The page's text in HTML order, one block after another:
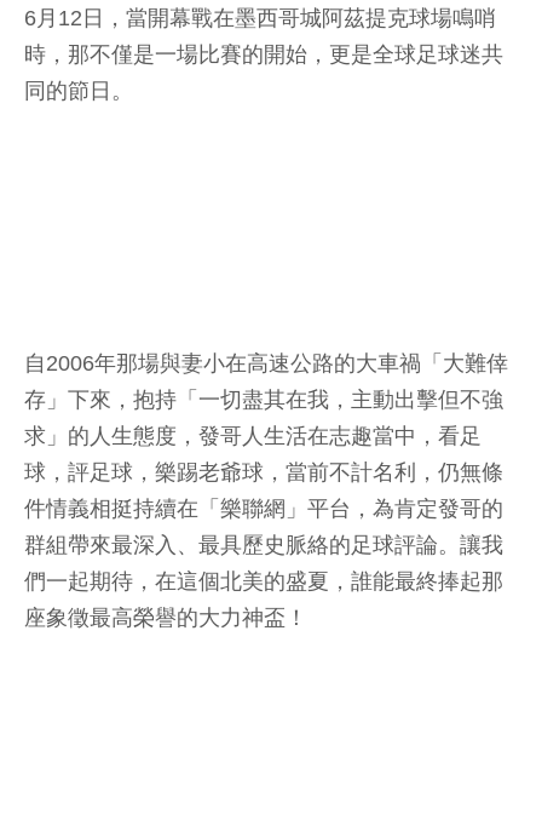
6月12日，當開幕戰在墨西哥城阿茲提克球場鳴哨
時，那不僅是一場比賽的開始，更是全球足球迷共
同的節日。
自2006年那場與妻小在高速公路的大車禍「大難倖
存」下來，抱持「一切盡其在我，主動出擊但不強
求」的人生態度，發哥人生活在志趣當中，看足
球，評足球，樂踢老爺球，當前不計名利，仍無條
件情義相挺持續在「樂聯網」平台，為肯定發哥的
群組帶來最深入、最具歷史脈絡的足球評論。讓我
們一起期待，在這個北美的盛夏，誰能最終捧起那
座象徵最高榮譽的大力神盃！